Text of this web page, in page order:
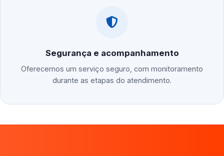
Segurança e acompanhamento
Oferecemos um serviço seguro, com monitoramento
durante as etapas do atendimento.